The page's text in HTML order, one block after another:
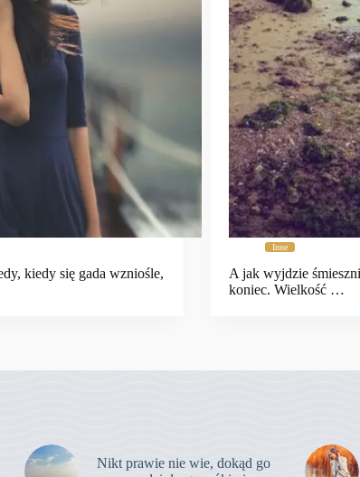
kiedy się gada wzniośle,
Inne
A jak wyjdzie
koniec. Wielkość …
Nikt prawie nie wie, dokąd go